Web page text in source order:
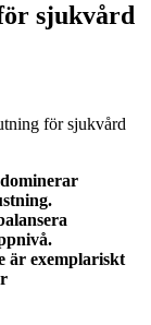
sjukvård
är exemplariskt